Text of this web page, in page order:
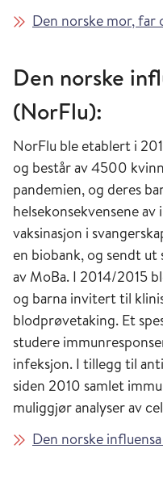
Den norske mor, far
Den norske
(NorFlu):
NorFlu ble etablert i
og består av 4500
pandemien, og deres
helsekonsekvensene
vaksinasjon i
en biobank, og sendt
av MoBa. I 2014/2015
og barna invitert til
blodprøvetaking. Et
studere
infeksjon. I tillegg til
siden 2010 samlet
muliggjør analyser av
Den norske